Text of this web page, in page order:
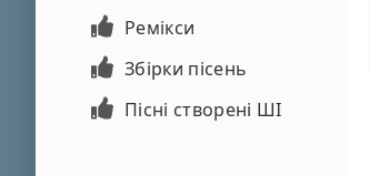
Ремікси
Збірки пісень
Пісні створені ШІ